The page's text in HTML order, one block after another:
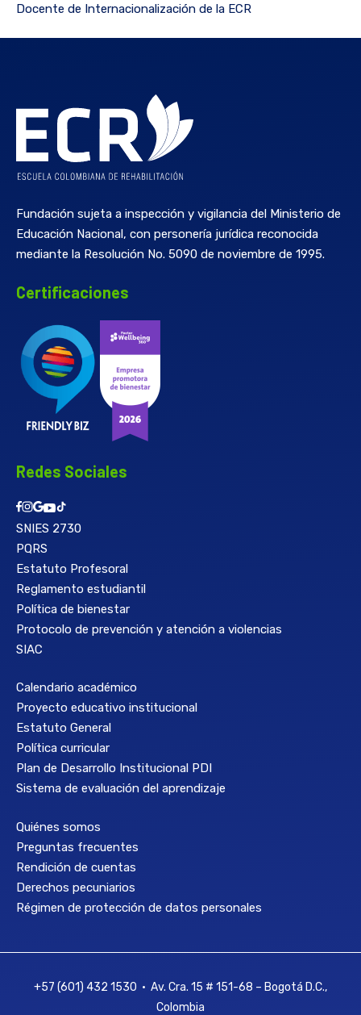
Docente de Internacionalización de la ECR
Fundación sujeta a inspección y vigilancia del Ministerio de
Educación Nacional, con personería jurídica reconocida
mediante la Resolución No. 5090 de noviembre de 1995.
Certificaciones
Redes Sociales
SNIES 2730
PQRS
Estatuto Profesoral
Reglamento estudiantil
Política de bienestar
Protocolo de prevención y atención a violencias
SIAC
Calendario académico
Proyecto educativo institucional
Estatuto General
Política curricular
Plan de Desarrollo Institucional PDI
Sistema de evaluación del aprendizaje
Quiénes somos
Preguntas frecuentes
Rendición de cuentas
Derechos pecuniarios
Régimen de protección de datos personales
+57 (601) 432 1530 • Av. Cra. 15 # 151-68 – Bogotá D.C.,
Colombia